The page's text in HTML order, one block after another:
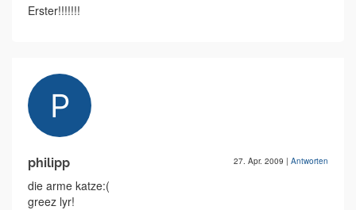
Erster!!!!!!!
philipp 27. Apr. 2009 | Antworten
die arme katze:(
greez lyr!